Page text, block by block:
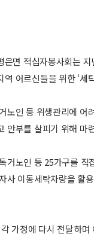
은면 적십자봉사회는 지
어르신들을 위한 ‘세
노인 등 위생관리에 어
안부를 살피기 위해 마
거노인 등 25가구를 직
사 이동세탁차량을 활
가정에 다시 전달하